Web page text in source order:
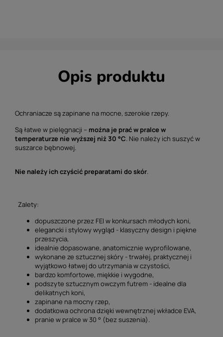
Opis produktu
Ochraniacze są zapinane na mocne, szerokie rzepy.
Są łatwe w pielęgnacji – można je prać w pralce w
temperaturze nie wyższej niż 30 °C. Nie należy ich suszyć w
suszarce bębnowej.
Nie należy ich czyścić preparatami do skór.
Zalety:
dopuszczone przez FEI w konkursach młodych koni,
elegancki i stylowy wygląd - klasyczny design i piękne
przeszycia,
idealnie dopasowane, anatomicznie wyprofilowane,
wykonane ze sztucznej skóry - trwałej, praktycznej i
wyjątkowo łatwej do utrzymania w czystości,
bardzo komfortowe, miękkie i wygodne,
podszyte sztucznym owczym futrem - idealne dla
delikatnych koni,
zapinane na mocny rzep,
dodatkowa ochrona dzięki wewnętrznej wkładce EVA,
pranie w pralce w 30 ° (bez suszenia).